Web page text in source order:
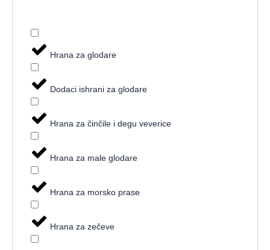
Hrana za glodare
Dodaci ishrani za glodare
Hrana za činčile i degu veverice
Hrana za male glodare
Hrana za morsko prase
Hrana za zečeve